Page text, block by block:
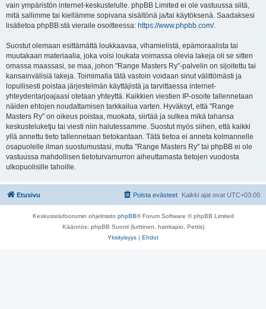
vain ympäristön internet-keskustelulle. phpBB Limited ei ole vastuussa siitä,
mitä sallimme tai kiellämme sopivana sisältönä ja/tai käytöksenä. Saadaksesi
lisätietoa phpBB:stä vieraile osoitteessa: https://www.phpbb.com/.
Suostut olemaan esittämättä loukkaavaa, vihamielistä, epämoraalista tai
muutakaan materiaalia, joka voisi loukata voimassa olevia lakeja oli se sitten
omassa maassasi, se maa, johon "Range Masters Ry"-palvelin on sijoitettu tai
kansainvälisiä lakeja. Toimimalla tätä vastoin voidaan sinut välittömästi ja
lopullisesti poistaa järjestelmän käyttäjistä ja tarvittaessa internet-
yhteydentarjoajaasi otetaan yhteyttä. Kaikkien viestien IP-osoite tallennetaan
näiden ehtojen noudattamisen tarkkailua varten. Hyväksyt, että "Range
Masters Ry" on oikeus poistaa, muokata, siirtää ja sulkea mikä tahansa
keskusteluketju tai viesti niin halutessamme. Suostut myös siihen, että kaikki
yllä annettu tieto tallennetaan tietokantaan. Tätä tietoa ei anneta kolmannelle
osapuolelle ilman suostumustasi, mutta "Range Masters Ry" tai phpBB ei ole
vastuussa mahdollisen tietoturvamurron aiheuttamasta tietojen vuodosta
ulkopuolisille tahoille.
Etusivu Kaikki ajat ovat UTC+03:00
Poista evästeet
Keskustelufoorumin ohjelmisto phpBB® Forum Software © phpBB Limited
Käännös: phpBB Suomi (lurttinen, harritapio, Pettis)
Yksityisyys | Ehdot